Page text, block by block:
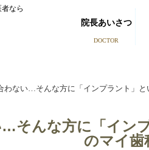
なら
院長あいさつ
DOCTOR
わない…そんな方に「インプラント」
そんな方に「イン
のマイ歯